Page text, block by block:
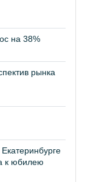
на 38%
рынка
к юбилею